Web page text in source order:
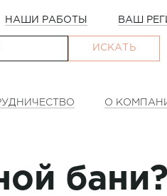
НАШИ РАБОТЫ ВАШ
ИСКАТЬ
О
бани?